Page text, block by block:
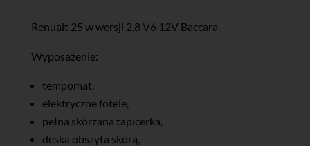
Renualt 25 w wersji 2,8 V6 12V Baccara
Wyposażenie:
tempomat,
elektryczne fotele,
pełna skórzana tapicerka,
deska obszyta skórą,